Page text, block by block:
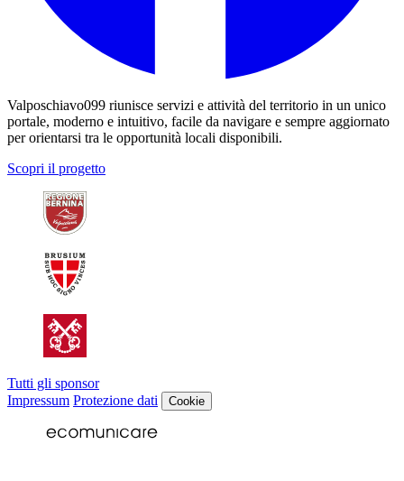
Valposchiavo099 riunisce servizi e attività del territorio in un unico
portale, moderno e intuitivo, facile da navigare e sempre aggiornato
per orientarsi tra le opportunità locali disponibili.
Scopri il progetto
Tutti gli sponsor
Impressum Protezione dati Cookie